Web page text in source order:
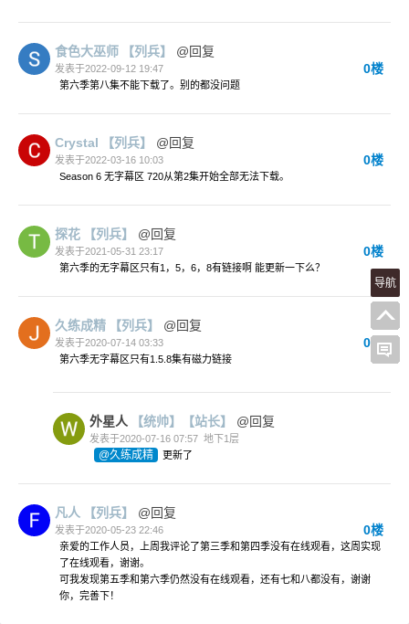
食色大巫师 【列兵】 @回复
发表于2022-09-12 19:47 0楼
第六季第八集不能下载了。别的都没问题
Crystal 【列兵】 @回复
发表于2022-03-16 10:03 0楼
Season 6 无字幕区 720从第2集开始全部无法下载。
探花 【列兵】 @回复
发表于2021-05-31 23:17 0楼
第六季的无字幕区只有1，5，6，8有链接啊 能更新一下么？
久练成精 【列兵】 @回复
发表于2020-07-14 03:33 0楼
第六季无字幕区只有1.5.8集有磁力链接
外星人 【统帅】 【站长】 @回复
发表于2020-07-16 07:57 地下1层
@久练成精 更新了
凡人 【列兵】 @回复
发表于2020-05-23 22:46 0楼
亲爱的工作人员，上周我评论了第三季和第四季没有在线观看，这周实现
了在线观看，谢谢。
可我发现第五季和第六季仍然没有在线观看，还有七和八都没有，谢谢
你，完善下！
导航